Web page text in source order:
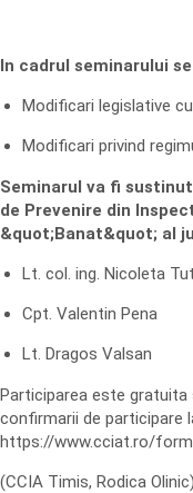
In cadrul seminarului
Modificari legislative
Modificari privind
Seminarul va fi
de Prevenire din
&quot;Banat&quot; al
Lt. col. ing. Nicoleta
Cpt. Valentin Pena
Lt. Dragos Valsan
Participarea este
confirmarii de participare
https://www.cciat.ro/
(CCIA Timis, Rodica Olinic)